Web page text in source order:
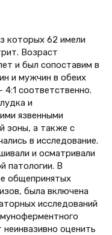
которых 62 имели
Возраст
и был сопоставим в
и мужчин в обеих
соответственно.
и
язвенными
зоны, а также с
в исследование.
и осматривали
патологии. В
общепринятых
была включена
исследований
оценить